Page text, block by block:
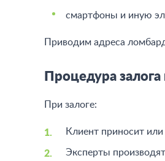
смартфоны и иную
Приводим адреса
Процедура
При залоге:
Клиент приносит
Эксперты